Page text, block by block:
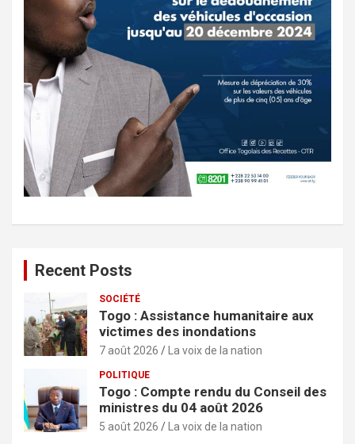
Recent Posts
SOCIÉTÉ
Togo : Assistance humanitaire aux
victimes des inondations
7 août 2026 La voix de la nation
POLITIQUE
Togo : Compte rendu du Conseil des
ministres du 04 août 2026
5 août 2026 La voix de la nation